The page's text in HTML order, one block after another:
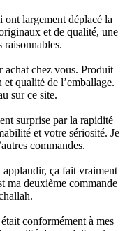
ont largement déplacé la
et de qualité, une
raisonnables.
achat chez vous. Produit
qualité de l’emballage.
sur ce site.
surprise par la rapidité
et votre sériosité. Je
commandes.
applaudir, ça fait vraiment
ma deuxième commande
conformément à mes